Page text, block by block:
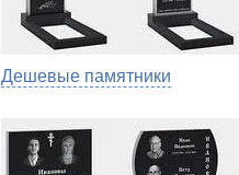
Дешевые памятники